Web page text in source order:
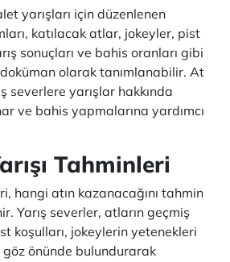
yarışları için düzenlenen
katılacak atlar, jokeyler, pist
sonuçları ve bahis oranları gibi
olarak tanımlanabilir. At
severlere yarışlar hakkında
ve bahis yapmalarına yardımcı
Tahminleri
hangi atın kazanacağını tahmin
Yarış severler, atların geçmiş
koşulları, jokeylerin yetenekleri
önünde bulundurarak